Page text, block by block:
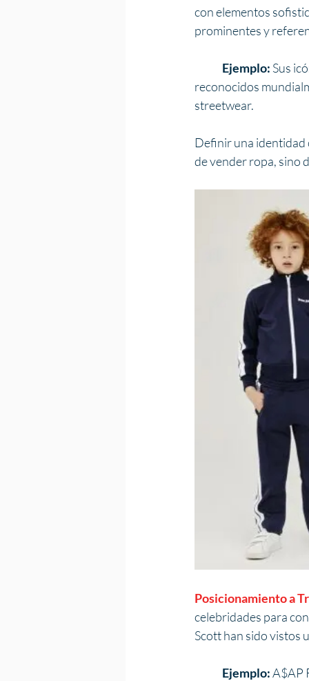
con elementos
prominentes y
Ejemplo: Sus
reconocidos
streetwear.
Definir una identidad
de vender ropa, sino
Posicionamiento a
celebridades para
Scott han sido vistos
	Ejemplo:
A$AP